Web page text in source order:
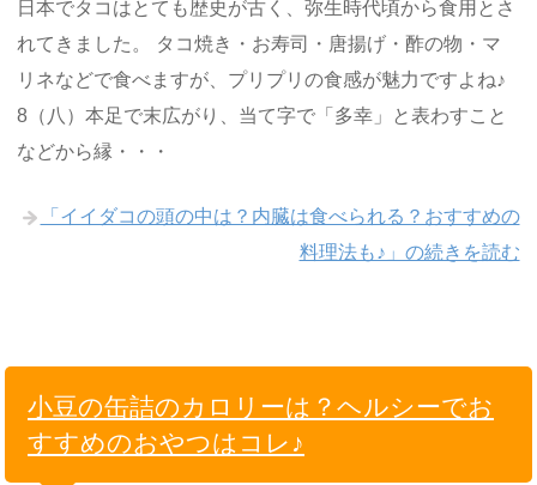
日本でタコはとても歴史が古く、弥生時代頃から食用とさ
れてきました。 タコ焼き・お寿司・唐揚げ・酢の物・マ
リネなどで食べますが、プリプリの食感が魅力ですよね♪
8（八）本足で末広がり、当て字で「多幸」と表わすこと
などから縁・・・
「イイダコの頭の中は？内臓は食べられる？おすすめの
料理法も♪」の続きを読む
小豆の缶詰のカロリーは？ヘルシーでお
すすめのおやつはコレ♪